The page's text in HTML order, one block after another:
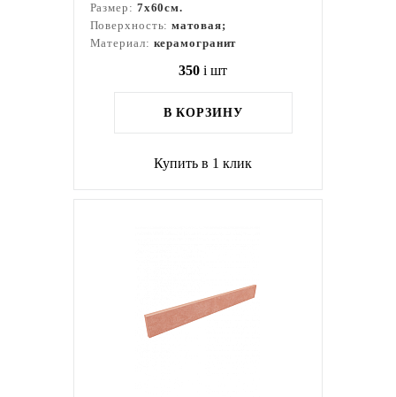
Размер: 7x60см.
Поверхность:матовая;
Материал: керамогранит
350 i шт
В КОРЗИНУ
Купить в 1 клик